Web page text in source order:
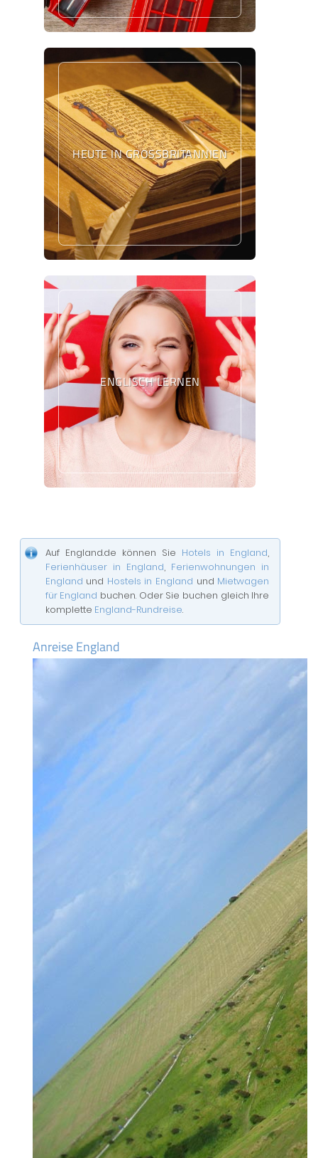
HEUTE IN GROSSBRITANNIEN
ENGLISCH LERNEN
Auf England.de können Sie Hotels in England,
Ferienhäuser in England, Ferienwohnungen in
England und Hostels in England und Mietwagen
für England buchen. Oder Sie buchen gleich Ihre
komplette England-Rundreise.
Anreise England